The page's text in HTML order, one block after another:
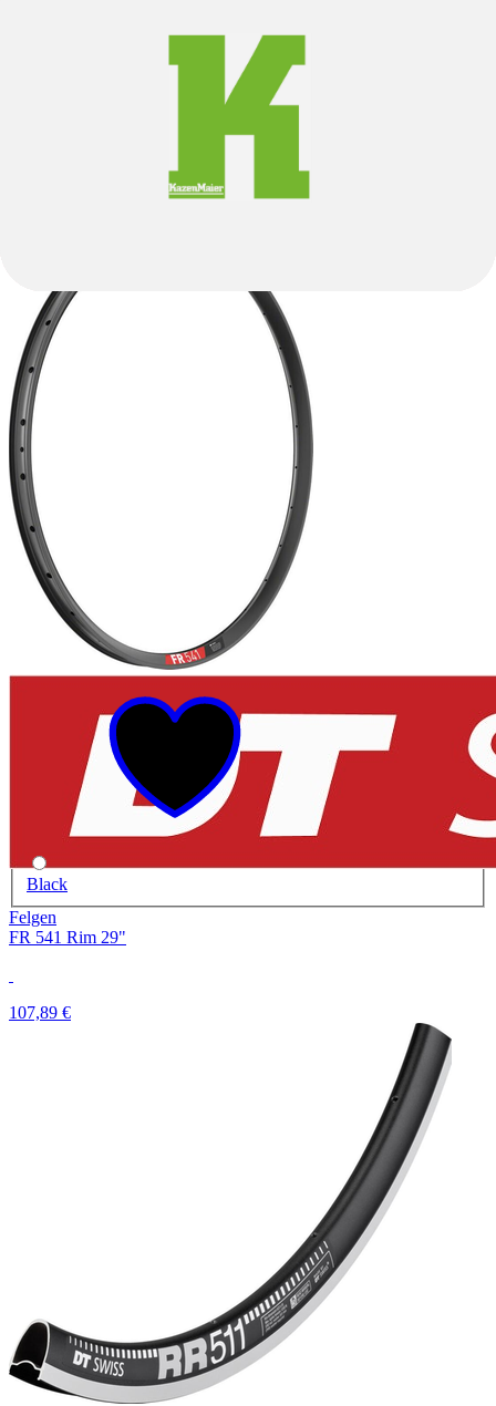
Black
Felgen
FR 541 Rim 29"
107,89 €